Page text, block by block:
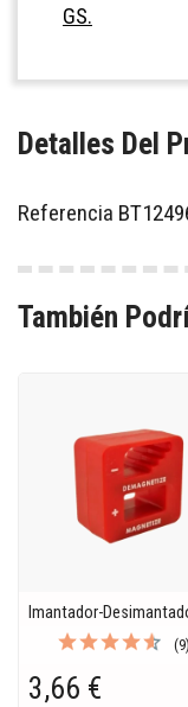
GS.
Detalles Del
Referencia
También
Imantador-
(9)
3,66 €